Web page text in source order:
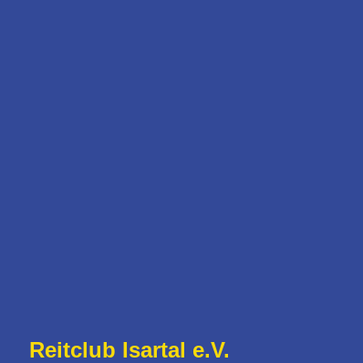
Reitclub Isartal e.V.